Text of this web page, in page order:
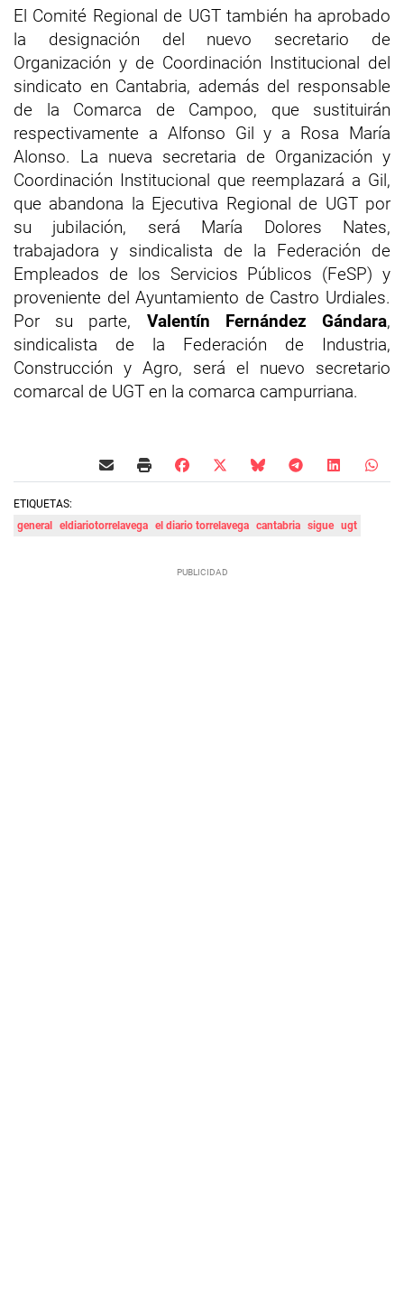
El Comité Regional de UGT también ha aprobado
la designación del nuevo secretario de
Organización y de Coordinación Institucional del
sindicato en Cantabria, además del responsable
de la Comarca de Campoo, que sustituirán
respectivamente a Alfonso Gil y a Rosa María
Alonso. La nueva secretaria de Organización y
Coordinación Institucional que reemplazará a Gil,
que abandona la Ejecutiva Regional de UGT por
su jubilación, será María Dolores Nates,
trabajadora y sindicalista de la Federación de
Empleados de los Servicios Públicos (FeSP) y
proveniente del Ayuntamiento de Castro Urdiales.
Por su parte, Valentín Fernández Gándara,
sindicalista de la Federación de Industria,
Construcción y Agro, será el nuevo secretario
comarcal de UGT en la comarca campurriana.
ETIQUETAS:
general
eldiariotorrelavega el diario torrelavega cantabria sigue ugt